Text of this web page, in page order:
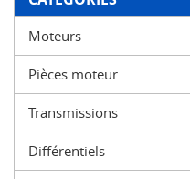
Moteurs
Pièces moteur
Transmissions
Différentiels